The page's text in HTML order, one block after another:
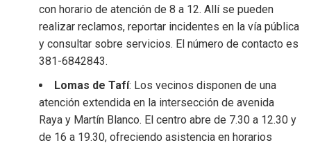
con horario de atención de 8 a 12. Allí se pueden
realizar reclamos, reportar incidentes en la vía pública
y consultar sobre servicios. El número de contacto es
381-6842843.
Lomas de Tafí: Los vecinos disponen de una
atención extendida en la intersección de avenida
Raya y Martín Blanco. El centro abre de 7.30 a 12.30 y
de 16 a 19.30, ofreciendo asistencia en horarios